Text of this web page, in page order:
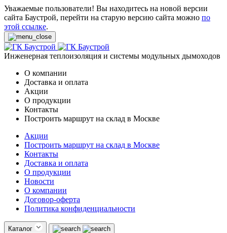
Уважаемые пользователи! Вы находитесь на новой версии
сайта Баустрой, перейти на старую версию сайта можно по
этой ссылке.
Инженерная теплоизоляция и системы модульных дымоходов
О компании
Доставка и оплата
Акции
О продукции
Контакты
Построить маршрут на склад в Москве
Акции
Построить маршрут на склад в Москве
Контакты
Доставка и оплата
О продукции
Новости
О компании
Договор-оферта
Политика конфиденциальности
Каталог